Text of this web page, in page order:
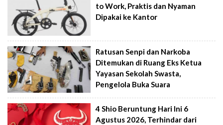
to Work, Praktis dan Nyaman
Dipakai ke Kantor
Ratusan Senpi dan Narkoba
Ditemukan di Ruang Eks Ketua
Yayasan Sekolah Swasta,
Pengelola Buka Suara
4 Shio Beruntung Hari Ini 6
Agustus 2026, Terhindar dari